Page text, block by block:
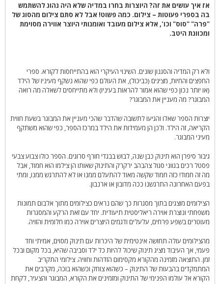
אז איך עושים את זה? היוצרות בחרו במדיה שלא היה נהוג להשתמש
בה בספרי פעוטות – צילום. כמה פשוט! אבל לא סתם צילום מהסוג של
"פרה" "סוס" וכו', אלא צילום מעובד ואומנותי היוצר אווירה מסוימת
ומכוונת היטב.
ולא רק המדיה והסגנון שונים. השינוי העיקרי הוא בהתייחסות לקורא. ספרי
החפצים והחיות, מציגים (כביכול), את העולם כפי שהוא נשקף מעיניו של הילד
(או יותר נכון כפי שהוא אמור להראות בעיניו) ולא מתייחסים לשאלה מה רואה
המבוגר? מה מעניין את המבוגר?
יוצרות הספר שאלו והגיעו לתשובה שהדבר שהכי מעניין את המבוגר בשעת חווית
הקריאה, זה הילד. ולכן הן מעמידות את הילד במרכז הספר, כפי שהוא משתקף
מעיני המבוגר.
גיבור סיפרן הוא תינוק כבן שנה, לבוש בבגדי חורף סרוגים. הספר כולו צבוע צבעי
פסטל רכים בגווני סגול צהבהב ירקרק והתינוק שאותו הן צילמו הוא חמוד, אבל
מה זה חמוד! כזה חמוד שקשה מאוד להתעלם ממנו או לא להתרגש ממנו, ומתי
בפעם האחרונה התרגשנו ככה מדובון או ארנבון.
הצילומים מוצגים בתוך מסגרות כך שהם נראים כצילומים מתוך אלבום תמונות
משפחתי ונוצרת אוירה ריאליסטית תיעודית. יחד עם זאת הרקע והמסגרות
מעוטרים בשפע פרחים, עלעלים ודגמים היוצרים אוירה כמו חלומית והזויה.
מהצילומים עולה תחושה אינטימית של היכרות עם תינוק מסוים, אמיתי וחד
פעמי, אך העיבוד מציג תינוק שיכול להיות כל ילד וסביבה שהיא, בכל מקום ובכל
זמן. התוצאה מזמינה מהקורא מקסימום הזדהות וחוויה. צילומי התקריב
המתמקדים בהבעות של התינוק – כשהוא צוחק וכשהוא בוכה, מקרבים את
הקורא אל עולמו הפנימי של התינוק ומזמינים את הקורא, המבוגר והצעיר, לקחת